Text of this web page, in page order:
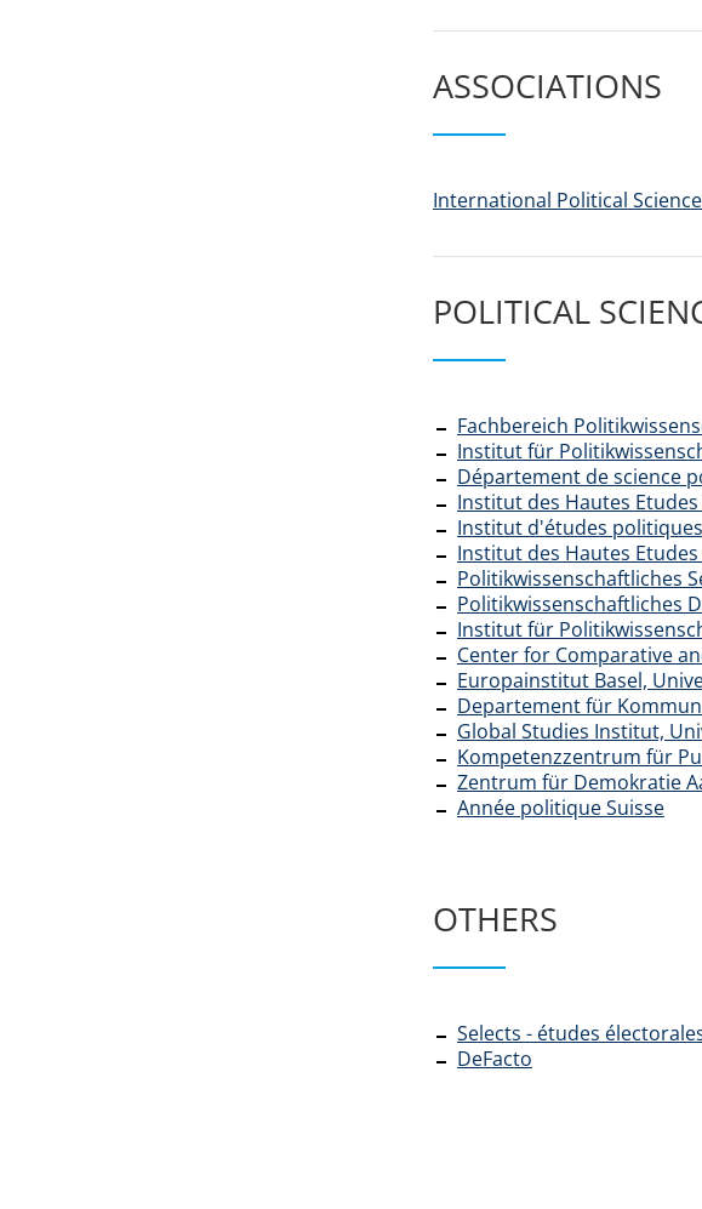
ASSOCIATIONS
International Political
POLITICAL
Fachbereich
Institut für
Département de science
Institut des Hautes
Institut d'études
Institut des Hautes
Politikwissenschaftliches
Politikwissenschaftliches
Institut für
Center for Comparative
Europainstitut Basel,
Departement für
Global Studies Institut,
Kompetenzzentrum für
Zentrum für Demokratie
Année politique Suisse
OTHERS
Selects - études
DeFacto